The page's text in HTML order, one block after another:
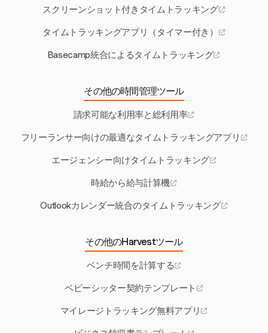
スクリーンショット付きタイムトラッキング
タイムトラッキングアプリ（タイマー付き）
Basecamp統合によるタイムトラッキング
その他の時間管理ツール
請求可能な利用率と総利用率
フリーランサー向けの最適なタイムトラッキングアプリ
エージェンシー向けタイムトラッキング
時給から給与計算機
Outlookカレンダー統合のタイムトラッキング
その他のHarvestツール
ベンチ時間を計算する
ベビーシッター契約テンプレート
マイレージトラッキング無料アプリ